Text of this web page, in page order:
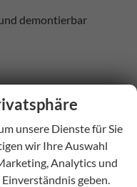
demontierbar
H-Gestell, usw.
unsere Dienste für Sie
wir Ihre Auswahl
Analytics und
geben.